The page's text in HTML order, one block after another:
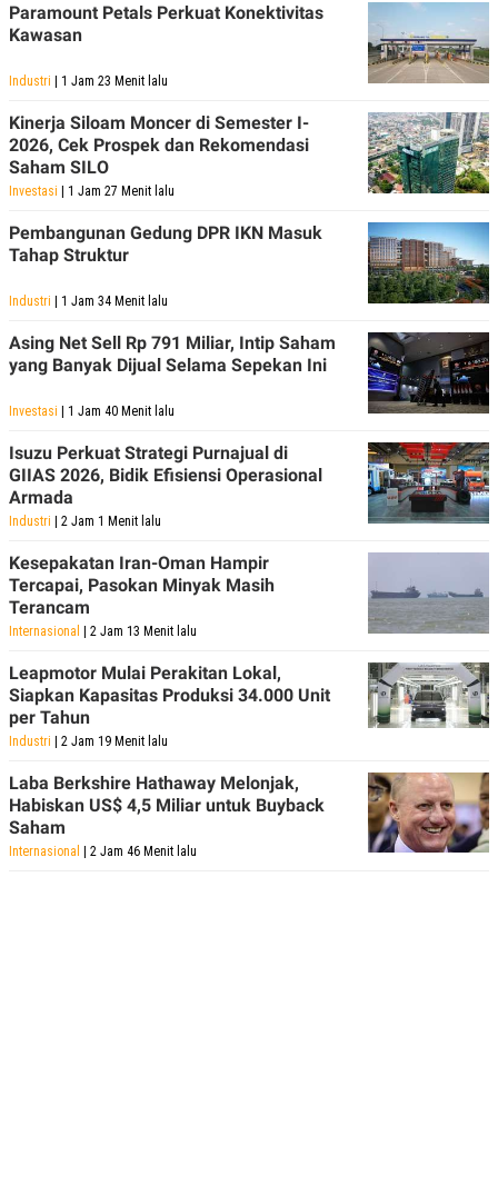
Paramount Petals Perkuat Konektivitas
Kawasan
Industri | 1 Jam 23 Menit lalu
Kinerja Siloam Moncer di Semester I-
2026, Cek Prospek dan Rekomendasi
Saham SILO
Investasi | 1 Jam 27 Menit lalu
Pembangunan Gedung DPR IKN Masuk
Tahap Struktur
Industri | 1 Jam 34 Menit lalu
Asing Net Sell Rp 791 Miliar, Intip Saham
yang Banyak Dijual Selama Sepekan Ini
Investasi | 1 Jam 40 Menit lalu
Isuzu Perkuat Strategi Purnajual di
GIIAS 2026, Bidik Efisiensi Operasional
Armada
Industri | 2 Jam 1 Menit lalu
Kesepakatan Iran-Oman Hampir
Tercapai, Pasokan Minyak Masih
Terancam
Internasional | 2 Jam 13 Menit lalu
Leapmotor Mulai Perakitan Lokal,
Siapkan Kapasitas Produksi 34.000 Unit
per Tahun
Industri | 2 Jam 19 Menit lalu
Laba Berkshire Hathaway Melonjak,
Habiskan US$ 4,5 Miliar untuk Buyback
Saham
Internasional | 2 Jam 46 Menit lalu